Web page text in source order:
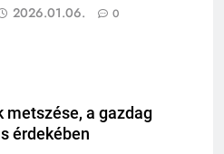
2026.01.06. 0
metszése, a gazdag
érdekében